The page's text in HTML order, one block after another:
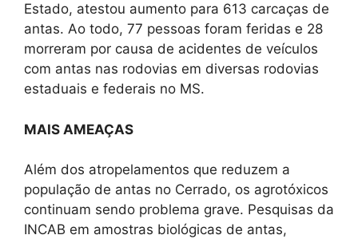
Estado, atestou aumento para 613 carcaças de
antas. Ao todo, 77 pessoas foram feridas e 28
morreram por causa de acidentes de veículos
com antas nas rodovias em diversas rodovias
estaduais e federais no MS.
MAIS AMEAÇAS
Além dos atropelamentos que reduzem a
população de antas no Cerrado, os agrotóxicos
continuam sendo problema grave. Pesquisas da
INCAB em amostras biológicas de antas,